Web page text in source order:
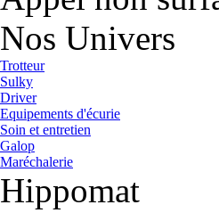
Nos Univers
Trotteur
Sulky
Driver
Equipements d'écurie
Soin et entretien
Galop
Maréchalerie
Hippomat